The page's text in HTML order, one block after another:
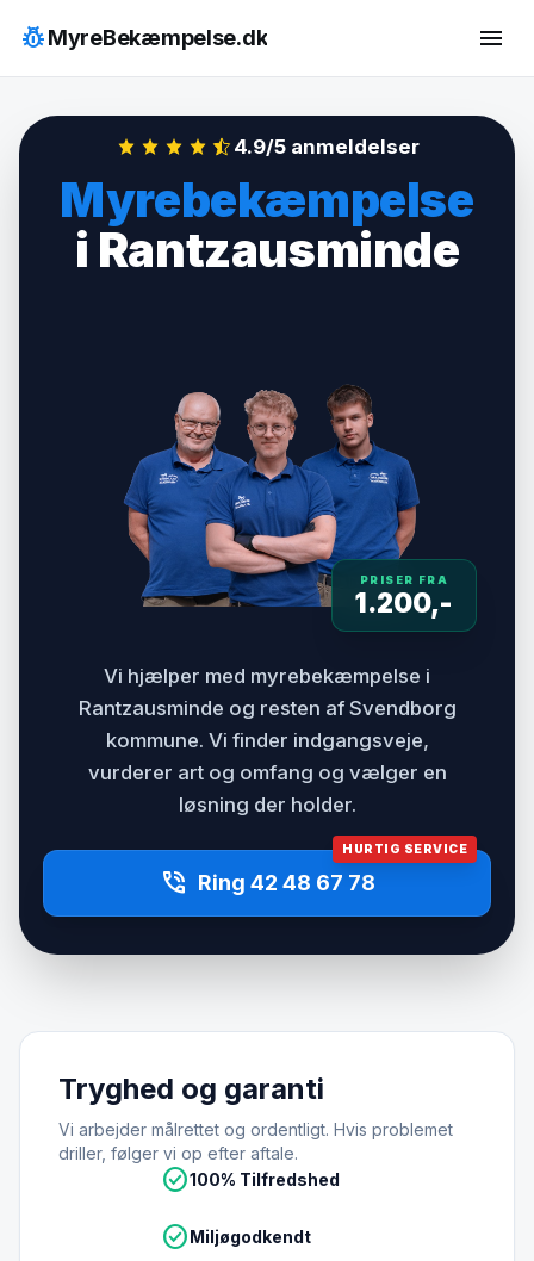
indhold
pest_controlMyreBekæmpelse.dk menu
4.9/5 anmeldelser
Myrebekæmpelse
i Rantzausminde
PRISER FRA
1.200,-
Vi hjælper med myrebekæmpelse i
Rantzausminde og resten af Svendborg
kommune. Vi finder indgangsveje,
vurderer art og omfang og vælger en
løsning der holder.
HURTIG SERVICE
phone_in_talk Ring 42 48 67 78
Tryghed og garanti
Vi arbejder målrettet og ordentligt. Hvis problemet
driller, følger vi op efter aftale.
check_circle100% Tilfredshed
check_circleMiljøgodkendt